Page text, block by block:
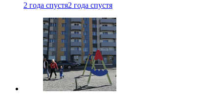
2 года спустя2 года спустя